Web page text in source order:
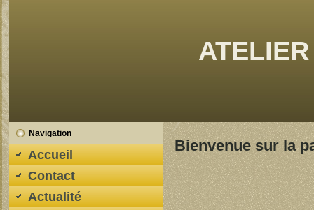
Navigation
Accueil
Contact
Actualité
Bienvenue sur la